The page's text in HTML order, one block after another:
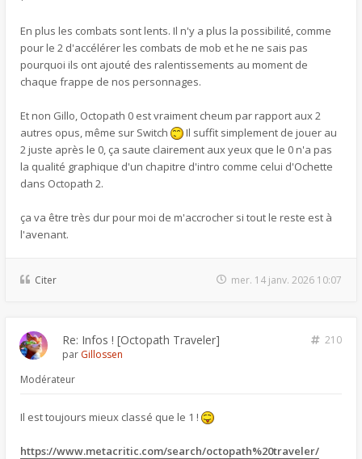
En plus les combats sont lents. Il n'y a plus la possibilité, comme
pour le 2 d'accélérer les combats de mob et he ne sais pas
pourquoi ils ont ajouté des ralentissements au moment de
chaque frappe de nos personnages.
Et non Gillo, Octopath 0 est vraiment cheum par rapport aux 2
autres opus, même sur Switch
Il suffit simplement de jouer au
2 juste après le 0, ça saute clairement aux yeux que le 0 n'a pas
la qualité graphique d'un chapitre d'intro comme celui d'Ochette
dans Octopath 2.
ça va être très dur pour moi de m'accrocher si tout le reste est à
l'avenant.
Citer mer. 14 janv. 2026 10:07
Re: Infos ! [Octopath Traveler]
210
par Gillossen
Modérateur
Il est toujours mieux classé que le 1 !
https://www.metacritic.com/search/octopath%20traveler/